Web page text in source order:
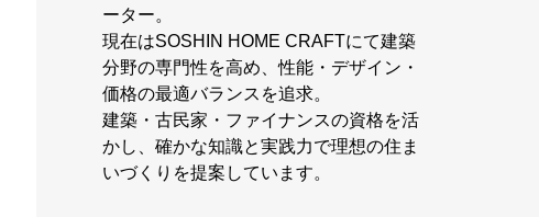
ーター。
現在はSOSHIN HOME CRAFTにて建築
分野の専門性を高め、性能・デザイン・
価格の最適バランスを追求。
建築・古民家・ファイナンスの資格を活
かし、確かな知識と実践力で理想の住ま
いづくりを提案しています。